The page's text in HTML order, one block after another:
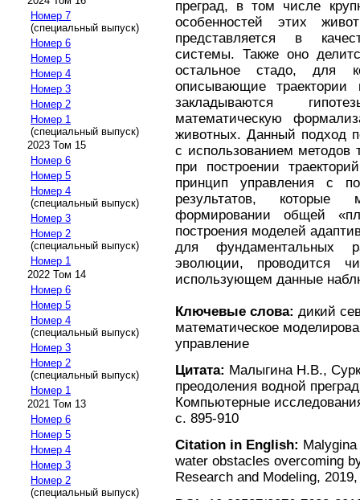
Номер 7
(специальный выпуск)
Номер 6
Номер 5
Номер 4
Номер 3
Номер 2
Номер 1
(специальный выпуск)
2023 Том 15
Номер 6
Номер 5
Номер 4
(специальный выпуск)
Номер 3
Номер 2
(специальный выпуск)
Номер 1
2022 Том 14
Номер 6
Номер 5
Номер 4
(специальный выпуск)
Номер 3
Номер 2
(специальный выпуск)
Номер 1
2021 Том 13
Номер 6
Номер 5
Номер 4
Номер 3
Номер 2
(специальный выпуск)
преград, в том числе
особенностей этих
представляется в
системы. Также оно
остальное стадо, для
описывающие
закладываются
математическую
животных. Данный подход
с использованием методов
при построении
принцип управления с
результатов,
формировании общей
построения моделей
для фундаментальных
эволюции, проводится
использующем данные
Ключевые слова: дикий
математическое
управление
Цитата: Малыгина Н.В.,
преодоления водной
Компьютерные
с. 895-910
Citation in English:
water obstacles overcoming
Research and Modeling,